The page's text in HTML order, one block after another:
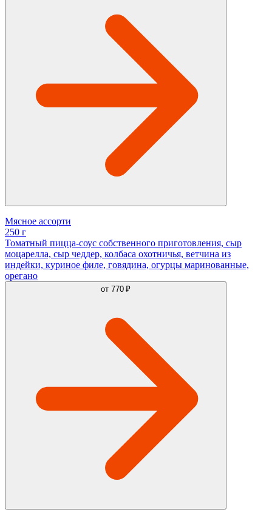
Мясное ассорти
250 г
Томатный пицца-соус собственного приготовления, сыр
моцарелла, сыр чеддер, колбаса охотничья, ветчина из
индейки, куриное филе, говядина, огурцы маринованные,
орегано
от 770 ₽